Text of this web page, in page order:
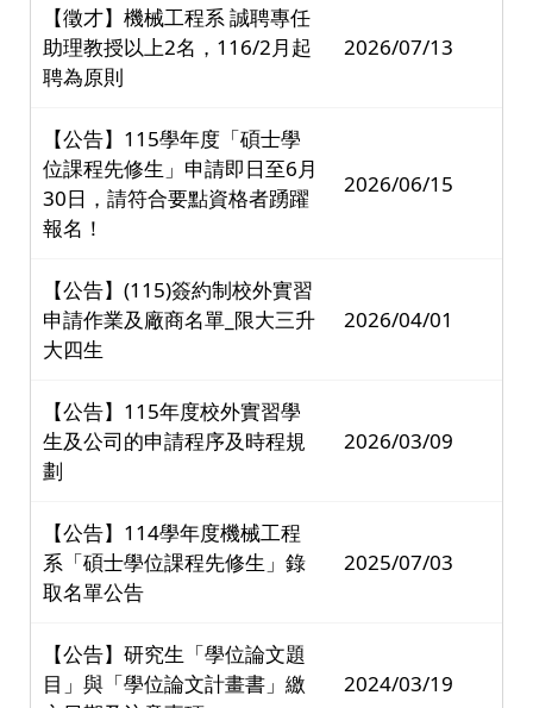
【徵才】機械工程系 誠聘專任
助理教授以上2名，116/2月起
聘為原則
2026/07/13
【公告】115學年度「碩士學
位課程先修生」申請即日至6月
30日，請符合要點資格者踴躍
報名！
2026/06/15
【公告】(115)簽約制校外實習
申請作業及廠商名單_限大三升
大四生
2026/04/01
【公告】115年度校外實習學
生及公司的申請程序及時程規
劃
2026/03/09
【公告】114學年度機械工程
系「碩士學位課程先修生」錄
取名單公告
2025/07/03
【公告】研究生「學位論文題
目」與「學位論文計畫書」繳
2024/03/19